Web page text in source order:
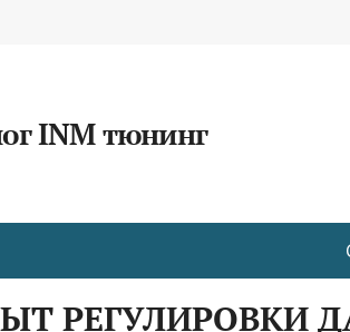
INM тюнинг
РЕГУЛИРОВКИ